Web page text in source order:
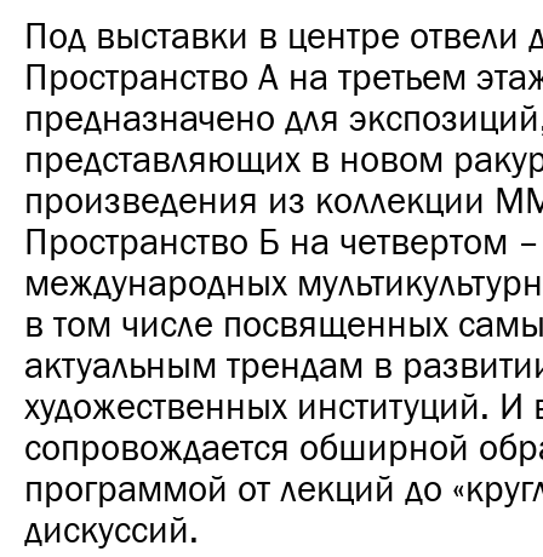
Под выставки в центре отвели
Пространство А на третьем
предназначено для
представляющих в новом
произведения из коллекции
Пространство Б на четвертом
международных
в том числе посвященных
актуальным трендам в
художественных институций. И
сопровождается обширной
программой от лекций до
дискуссий.